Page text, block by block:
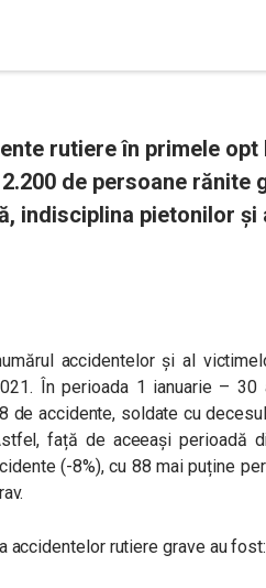
rutiere în primele opt
de persoane rănite
indisciplina pietonilor și
accidentelor și al
În perioada 1 ianuarie – 30
de accidente, soldate cu
față de aceeași perioadă
(-8%), cu 88 mai puține
accidentelor rutiere grave au fost: